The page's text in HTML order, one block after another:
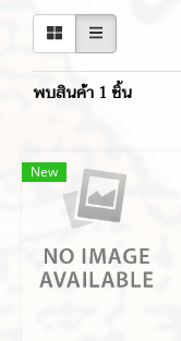
พบสินค้า 1 ชิ้น
New